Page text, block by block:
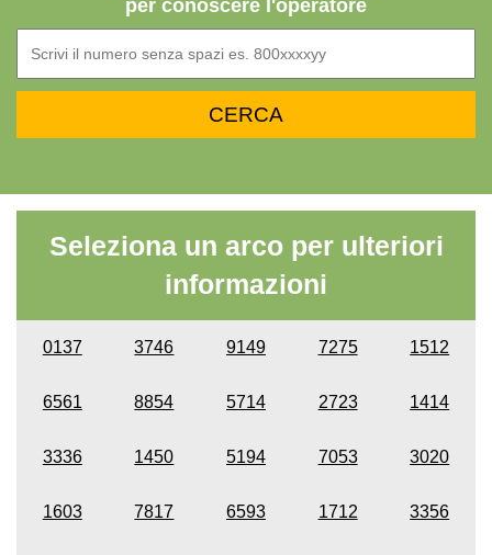
per conoscere l'operatore
Seleziona un arco per ulteriori
informazioni
0137 3746 9149 7275 1512
6561 8854 5714 2723 1414
3336 1450 5194 7053 3020
1603 7817 6593 1712 3356